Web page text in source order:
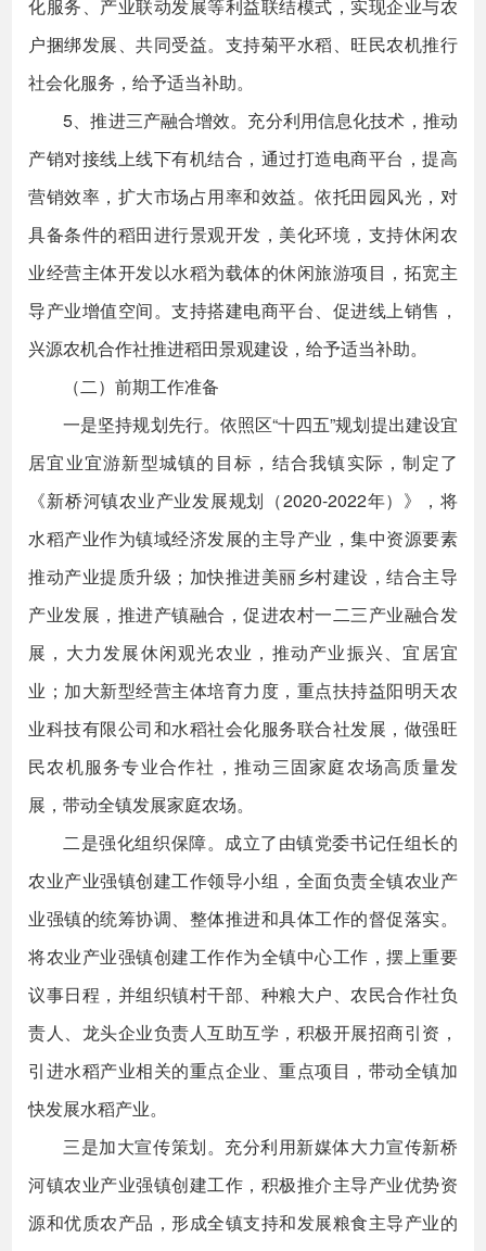
化服务、产业联动发展等利益联结模式，实现企业与农
户捆绑发展、共同受益。支持菊平水稻、旺民农机推行
社会化服务，给予适当补助。
5、推进三产融合增效。充分利用信息化技术，推动
产销对接线上线下有机结合，通过打造电商平台，提高
营销效率，扩大市场占用率和效益。依托田园风光，对
具备条件的稻田进行景观开发，美化环境，支持休闲农
业经营主体开发以水稻为载体的休闲旅游项目，拓宽主
导产业增值空间。支持搭建电商平台、促进线上销售，
兴源农机合作社推进稻田景观建设，给予适当补助。
（二）前期工作准备
一是坚持规划先行。依照区“十四五”规划提出建设宜
居宜业宜游新型城镇的目标，结合我镇实际，制定了
《新桥河镇农业产业发展规划（2020-2022年）》，将
水稻产业作为镇域经济发展的主导产业，集中资源要素
推动产业提质升级；加快推进美丽乡村建设，结合主导
产业发展，推进产镇融合，促进农村一二三产业融合发
展，大力发展休闲观光农业，推动产业振兴、宜居宜
业；加大新型经营主体培育力度，重点扶持益阳明天农
业科技有限公司和水稻社会化服务联合社发展，做强旺
民农机服务专业合作社，推动三固家庭农场高质量发
展，带动全镇发展家庭农场。
二是强化组织保障。成立了由镇党委书记任组长的
农业产业强镇创建工作领导小组，全面负责全镇农业产
业强镇的统筹协调、整体推进和具体工作的督促落实。
将农业产业强镇创建工作作为全镇中心工作，摆上重要
议事日程，并组织镇村干部、种粮大户、农民合作社负
责人、龙头企业负责人互助互学，积极开展招商引资，
引进水稻产业相关的重点企业、重点项目，带动全镇加
快发展水稻产业。
三是加大宣传策划。充分利用新媒体大力宣传新桥
河镇农业产业强镇创建工作，积极推介主导产业优势资
源和优质农产品，形成全镇支持和发展粮食主导产业的